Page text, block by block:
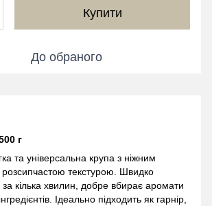
Купити
До обраного
г
та універсальна крупа з ніжним
текстурою. Швидко
за кілька хвилин, добре вбирає аромати
Ідеально підходить як гарнір,